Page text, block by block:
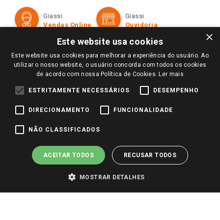
Televendas
Perguntas frequentes
Trabalhe Conosco
Identidade Visual
Formas de Pagamento
Políticas de entrega
Trocas e Devoluções
Giassi
Vendas Online
Giassi
Ouvidoria
Redes Sociais
Pagamento e Segurança
×
Este website usa cookies
Este website usa cookies para melhorar a experiência do usuário. Ao
utilizar o nosso website, o usuário concorda com todos os cookies
de acordo com nossa Política de Cookies. Ler mais
ESTRITAMENTE NECESSÁRIOS DESEMPENHO
DIRECIONAMENTO FUNCIONALIDADE
NÃO CLASSIFICADOS
ACEITAR TODOS RECUSAR TODOS
MOSTRAR DETALHES